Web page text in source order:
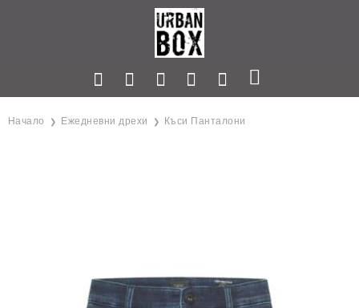
Начало Ежедневни дрехи Къси Панталони